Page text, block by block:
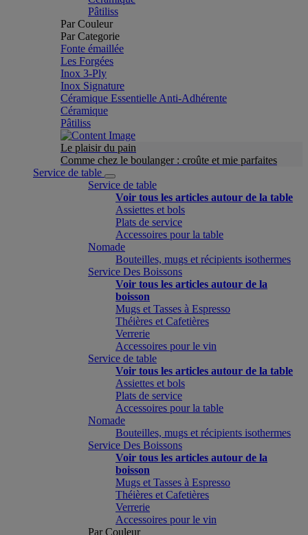
Pâtiliss
Par Couleur
Par Categorie
Fonte émaillée
Les Forgées
Inox 3-Ply
Inox Signature
Céramique Essentielle Anti-Adhérente
Céramique
Pâtiliss
Le plaisir du pain
Comme chez le boulanger : croûte et mie parfaites
Service de table
Service de table
Voir tous les articles autour de la table
Assiettes et bols
Plats de service
Accessoires pour la table
Nomade
Bouteilles, mugs et récipients isothermes
Service Des Boissons
Voir tous les articles autour de la
boisson
Mugs et Tasses à Espresso
Théières et Cafetières
Verrerie
Accessoires pour le vin
Service de table
Voir tous les articles autour de la table
Assiettes et bols
Plats de service
Accessoires pour la table
Nomade
Bouteilles, mugs et récipients isothermes
Service Des Boissons
Voir tous les articles autour de la
boisson
Mugs et Tasses à Espresso
Théières et Cafetières
Verrerie
Accessoires pour le vin
Par Couleur